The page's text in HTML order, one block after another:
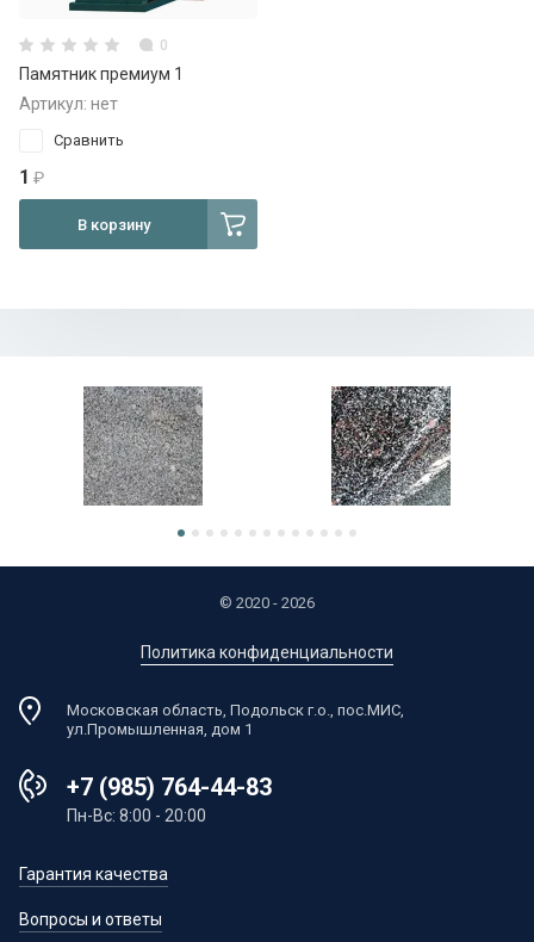
0
Памятник премиум 1
Артикул: нет
Сравнить
1 ₽
В корзину
© 2020 - 2026
Политика конфиденциальности
Московская область, Подольск г.о., пос.МИС,
ул.Промышленная, дом 1
+7 (985) 764-44-83
Пн-Вс: 8:00 - 20:00
Гарантия качества
Вопросы и ответы